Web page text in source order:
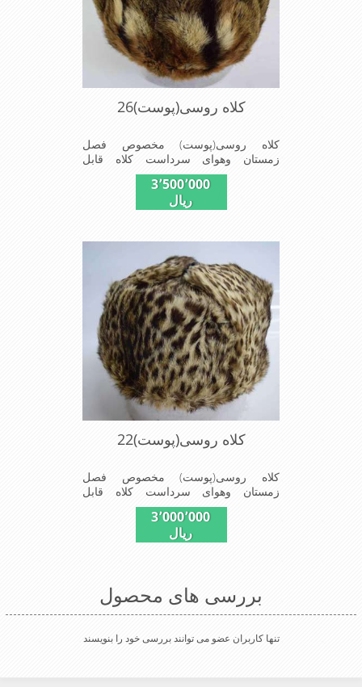
کلاه روسی(پوست)26
کلاه روسی(پوست) مخصوص فصل
زمستان وهوای سرداست کلاه قابل
استفاده درسایزهای 58-59می باشد(فری
سایز)وجنس این کلاه ازپوست طبیی(خَز)
تهیه شده است وآستری آن ازجنس ساتن
دلیل به راحتی درسوزهای سردزمستانی
تمامی سروپشت گردن روگرم نگاه می
دارد
3٬500٬000
ریال
کلاه روسی(پوست)22
کلاه روسی(پوست) مخصوص فصل
زمستان وهوای سرداست کلاه قابل
باشد(فریسایز)وجنس این کلاه ازپوست
طبیی(خَز)تهیه شده است وآستری آن
سردزمستانی تمامی سروپشت گردن
روگرم نگاه می دارد
3٬000٬000
ریال
بررسی های محصول
تنها کاربران عضو می توانند بررسی خود را بنویسند